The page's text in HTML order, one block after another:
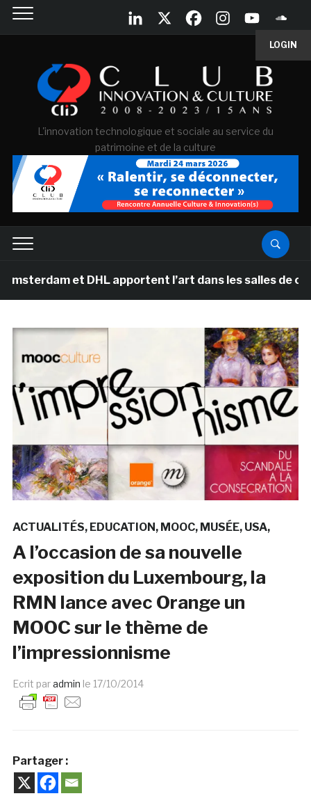
LOGIN
L'innovation technologique et sociale au service du
patrimoine et de la culture
et DHL apportent l’art dans les salles de classe
ACTUALITÉS EDUCATION MOOC MUSÉE USA
A l’occasion de sa nouvelle
exposition du Luxembourg, la
RMN lance avec Orange un
MOOC sur le thème de
l’impressionnisme
Ecrit paradmin le 17/10/2014
Partager :